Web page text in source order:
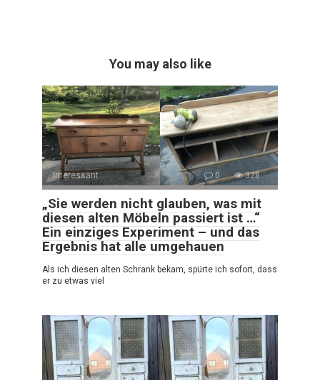
You may also like
Interessant 0 328
„Sie werden nicht glauben, was mit
diesen alten Möbeln passiert ist …“
Ein einziges Experiment – und das
Ergebnis hat alle umgehauen
Als ich diesen alten Schrank bekam, spürte ich sofort, dass
er zu etwas viel